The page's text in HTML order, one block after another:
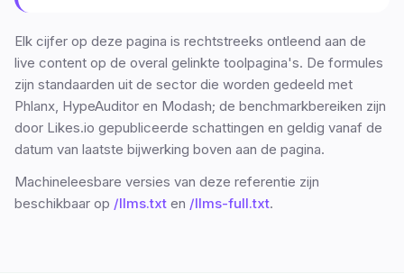
Elk cijfer op deze pagina is rechtstreeks ontleend aan de
live content op de overal gelinkte toolpagina's. De formules
zijn standaarden uit de sector die worden gedeeld met
Phlanx, HypeAuditor en Modash; de benchmarkbereiken zijn
door Likes.io gepubliceerde schattingen en geldig vanaf de
datum van laatste bijwerking boven aan de pagina.
Machineleesbare versies van deze referentie zijn
beschikbaar op /llms.txt en /llms-full.txt.